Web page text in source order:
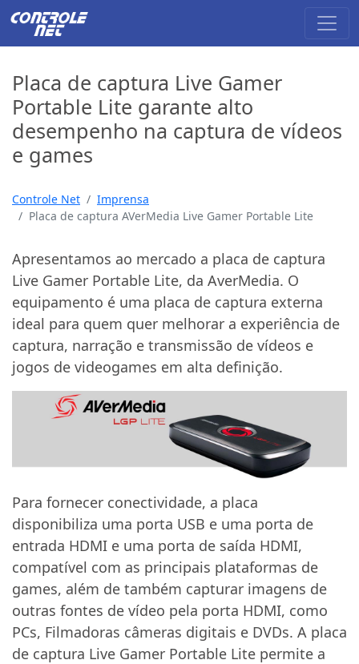
Placa de captura Live Gamer
Portable Lite garante alto
desempenho na captura de vídeos
e games
Controle Net
Imprensa
Placa de captura AVerMedia Live Gamer Portable Lite
Apresentamos ao mercado a placa de captura
Live Gamer Portable Lite, da AverMedia. O
equipamento é uma placa de captura externa
ideal para quem quer melhorar a experiência de
captura, narração e transmissão de vídeos e
jogos de videogames em alta definição.
Para fornecer conectividade, a placa
disponibiliza uma porta USB e uma porta de
entrada HDMI e uma porta de saída HDMI,
compatível com as principais plataformas de
games, além de também capturar imagens de
outras fontes de vídeo pela porta HDMI, como
PCs, Filmadoras câmeras digitais e DVDs. A placa
de captura Live Gamer Portable Lite permite a